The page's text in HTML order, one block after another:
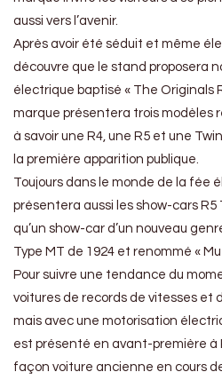
aussi vers l’avenir.
Après avoir été séduit et même
découvre que le stand proposera
électrique baptisé « The Originals
marque présentera trois modèles
à savoir une R4, une R5 et une
la première apparition publique.
Toujours dans le monde de la fée
présentera aussi les show-cars R5
qu’un show-car d’un nouveau
Type MT de 1924 et renommé «
Pour suivre une tendance du
voitures de records de vitesses et
mais avec une motorisation
est présenté en avant-première à
façon voiture ancienne en cours